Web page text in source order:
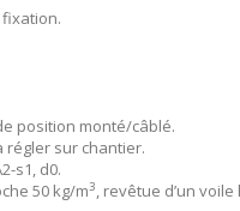
fixation.
position monté/câblé.
régler sur chantier.
s1, d0.
50 kg/m3, revêtue d’un